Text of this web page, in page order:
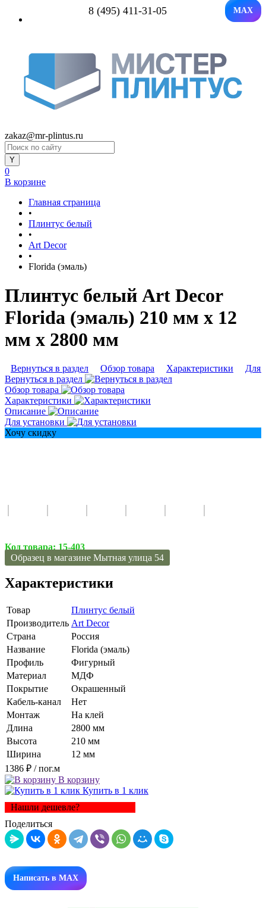
8 (495) 411-31-05 MAX
zakaz@mr-plintus.ru
0
В корзине
Главная страница
•
Плинтус белый
•
Art Decor
•
Florida (эмаль)
Плинтус белый Art Decor
Florida (эмаль) 210 мм х 12
мм х 2800 мм
Вернуться в раздел Обзор товара Характеристики
Для
Вернуться в раздел
Обзор товара
Характеристики
Описание
Для установки
Хочу скидку
Код товара: 15-403
Образец в магазине Мытная улица 54
Характеристики
Товар
Плинтус белый
Производитель Art Decor
Страна
Россия
Название
Florida (эмаль)
Профиль
Фигурный
Материал
МДФ
Покрытие
Окрашенный
Кабель-канал
Нет
Монтаж
На клей
Длина
2800 мм
Высота
210 мм
Ширина
12 мм
1386 ₽ / пог.м
В корзину
Купить в 1 клик
Нашли дешевле?
Поделиться
Написать в MAX